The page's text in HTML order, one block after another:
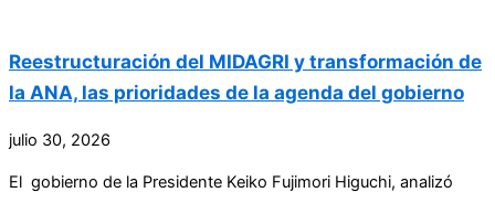
Reestructuración del MIDAGRI y transformación de
la ANA, las prioridades de la agenda del gobierno
julio 30, 2026
El gobierno de la Presidente Keiko Fujimori Higuchi, analizó